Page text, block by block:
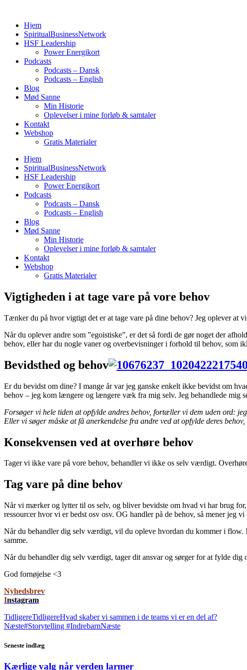
indholdHjem
SpiritualBusinessNetwork
HSF Leadership
Power Energikort
Podcasts
Podcasts – Dansk
Podcasts – English
Blog
Mød Sanne
Min Historie
Oplevelser i mine forløb & samtaler
Kontakt
Webshop
Gratis Materialer
Hjem
SpiritualBusinessNetwork
HSF Leadership
Power Energikort
Podcasts
Podcasts – Dansk
Podcasts – English
Blog
Mød Sanne
Min Historie
Oplevelser i mine forløb & samtaler
Kontakt
Webshop
Gratis Materialer
Vigtigheden i at tage vare på vore behov
Tænker du på hvor vigtigt det er at tage vare på dine behov? Jeg oplever
Når du oplever andre som ”egoistiske”, er det så fordi de gør noget der
behov, eller har du nogle vaner og overbevisninger i forhold til behov, som
Bevidsthed og behov
Er du bevidst om dine? I mange år var jeg ganske enkelt ikke bevidst om
behov – jeg kom længere og længere væk fra mig selv. Jeg behandlede mig
Forsøger vi hele tiden at opfylde andres behov, fortæller vi dem uden ord:
Eller vi søger måske at få anerkendelse fra andre ved at opfylde deres
Konsekvensen ved at overhøre behov
Tager vi ikke vare på vore behov, behandler vi ikke os selv værdigt.
Tag vare på dine behov
Når vi mærker og lytter til os selv, og bliver bevidste om hvad vi har brug
ressourcer hvor vi er bedst osv osv. OG handler på de behov, så mener jeg
Når du behandler dig selv værdigt, vil du opleve hvordan du kommer i
samme.
Når du behandler dig selv værdigt, tager dit ansvar og sørger for at fylde dig
God fornøjelse <3
Nyhedsbrev
Instagram
TidligereTidligereHvad skaber vi sammen i de teams vi er en del af?
Næste#Storytelling #IndrebarnNæste
Seneste indlæg
Kærlige valg når verden larmer